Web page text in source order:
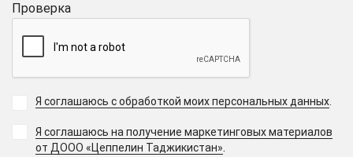
Проверка
Я соглашаюсь с обработкой моих персональных данных
Я соглашаюсь на получение маркетинговых материалов
от ДООО «Цеппелин Таджикистан».